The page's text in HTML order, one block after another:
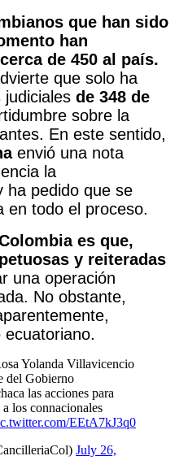
que han sido
han
de 450 al país.
que solo ha
judiciales de 348 de
sobre la
En este sentido,
envió una nota
la
ha pedido que se
en todo el proceso.
es que,
y reiteradas
una operación
No obstante,
Yolanda Villavicencio
del Gobierno
las acciones para
los connacionales
EEtA7kJ3q0
July 26,